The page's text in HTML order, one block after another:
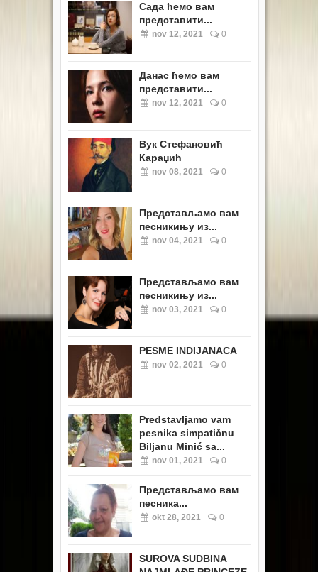
Сада ћемо вам
представити...
nov 12, 2021 0
Данас ћемо вам
представити...
nov 12, 2021 0
Вук Стефановић
Караџић
nov 08, 2021 0
Представљамо вам
песникињу из...
nov 04, 2021 0
Представљамо вам
песникињу из...
nov 03, 2021 0
PESME INDIJANACA
nov 02, 2021 0
Predstavljamo vam
pesnika simpatičnu
Biljanu Minić sa...
nov 01, 2021 0
Представљамо вам
песника...
okt 28, 2021 0
SUROVA SUDBINA